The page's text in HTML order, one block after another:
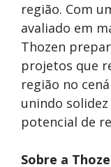
região. Com
avaliado em
Thozen
projetos que
região no
unindo
potencial de
Sobre a